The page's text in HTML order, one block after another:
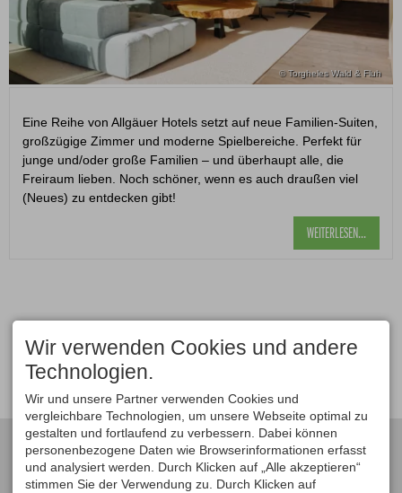
© Torgheles Wald & Fluh
Eine Reihe von Allgäuer Hotels setzt auf neue Familien-Suiten,
großzügige Zimmer und moderne Spielbereiche. Perfekt für
junge und/oder große Familien – und überhaupt alle, die
Freiraum lieben. Noch schöner, wenn es auch draußen viel
(Neues) zu entdecken gibt!
WEITERLESEN...
ALLE GESCHICHTEN ANZEIGEN
Themenübersicht
Wir verwenden Cookies und andere
Technologien.
Wir und unsere Partner verwenden Cookies und
vergleichbare Technologien, um unsere Webseite optimal zu
gestalten und fortlaufend zu verbessern. Dabei können
personenbezogene Daten wie Browserinformationen erfasst
und analysiert werden. Durch Klicken auf „Alle akzeptieren“
stimmen Sie der Verwendung zu. Durch Klicken auf